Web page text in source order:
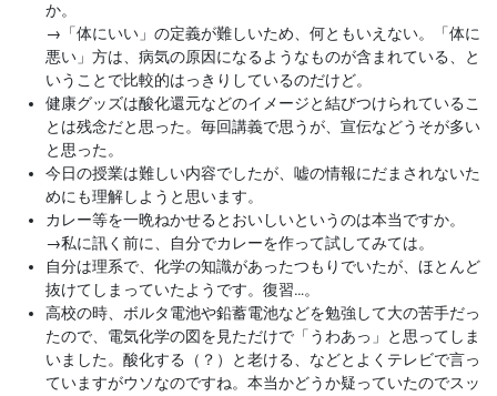
か。
→ 「体にいい」の定義が難しいため、何ともいえない。「体に
悪い」方は、病気の原因になるようなものが含まれている、と
いうことで比較的はっきりしているのだけど。
健康グッズは酸化還元などのイメージと結びつけられているこ
とは残念だと思った。毎回講義で思うが、宣伝などうそが多い
と思った。
今日の授業は難しい内容でしたが、嘘の情報にだまされないた
めにも理解しようと思います。
カレー等を一晩ねかせるとおいしいというのは本当ですか。
→私に訊く前に、自分でカレーを作って試してみては。
自分は理系で、化学の知識があったつもりでいたが、ほとんど
抜けてしまっていたようです。復習…。
高校の時、ボルタ電池や鉛蓄電池などを勉強して大の苦手だっ
たので、電気化学の図を見ただけで「うわあっ」と思ってしま
いました。酸化する（？）と老ける、などとよくテレビで言っ
ていますがウソなのですね。本当かどうか疑っていたのでスッ